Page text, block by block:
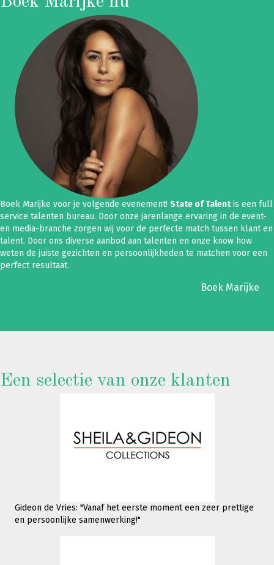
Boek Marijke voor je volgende evenement! State of Talentis een full
service talenten bureau. Door onze jarenlange ervaring in de event-
en media-branche zorgen wij voor de perfecte match tussen klant en
talent. Door ons diverse aanbod aan talenten en onze know how
weten de juiste gezichten en persoonlijkheden te matchen voor een
perfect resultaat.
Boek Marijke
Een selectie van onze klanten
Gideon de Vries: "Vanaf het eerste moment een zeer prettige
en persoonlijke samenwerking!"